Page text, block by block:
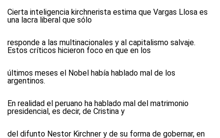
Cierta inteligencia kirchnerista estima que Vargas Llosa es
una lacra liberal que sólo
responde a las multinacionales y al capitalismo salvaje.
Estos críticos hicieron foco en que en los
últimos meses el Nobel había hablado mal de los
argentinos.
En realidad el peruano ha hablado mal del matrimonio
presidencial, es decir, de Cristina y
del difunto Nestor Kirchner y de su forma de gobernar, en